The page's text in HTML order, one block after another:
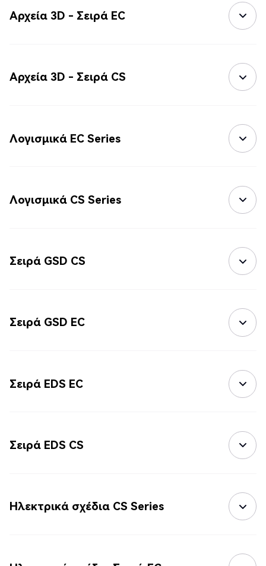
Αρχεία 3D - Σειρά EC
Αρχεία 3D - Σειρά CS
Λογισμικά EC Series
Λογισμικά CS Series
Σειρά GSD CS
Σειρά GSD EC
Σειρά EDS EC
Σειρά EDS CS
Ηλεκτρικά σχέδια CS Series